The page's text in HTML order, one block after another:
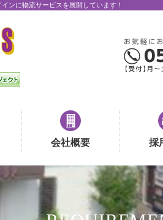
ンに物流サービスを展開しています！
会社概要 採